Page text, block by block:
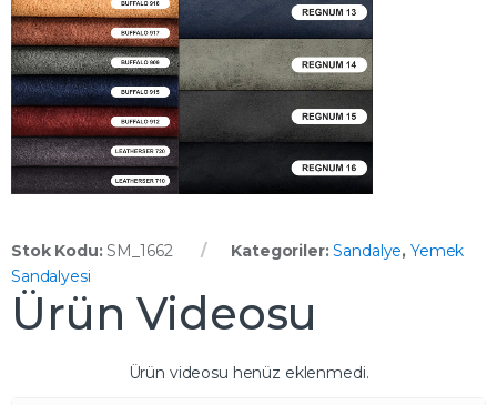
Stok Kodu:SM_1662 Kategoriler:Sandalye,Yemek
Sandalyesi
Ürün Videosu
Ürün videosu henüz eklenmedi.